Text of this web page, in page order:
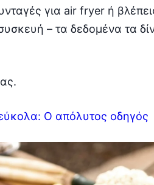
για air fryer ή
– τα δεδομένα τα
Ο απόλυτος οδηγός